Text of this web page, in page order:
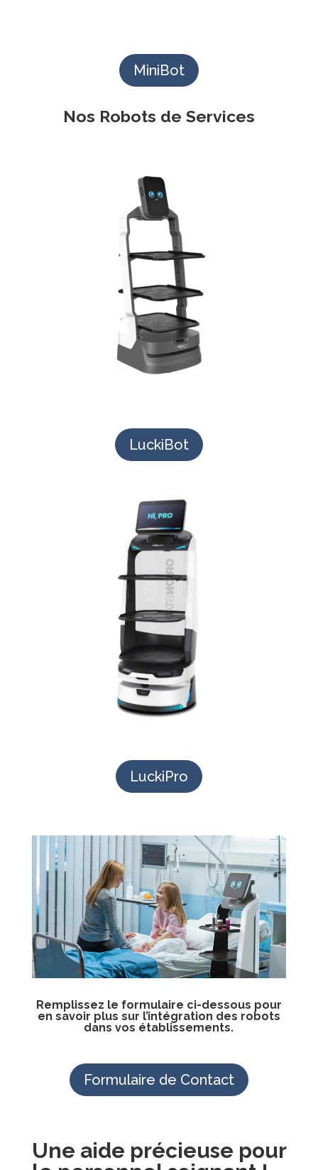
MiniBot
Nos Robots de Services
LuckiBot
LuckiPro
Remplissez le formulaire ci-dessous pour
en savoir plus sur l’intégration des robots
dans vos établissements.
Formulaire de Contact
Une aide précieuse pour